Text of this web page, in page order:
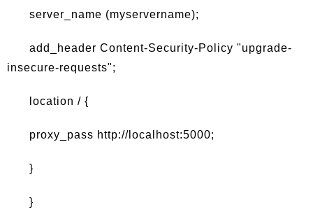
server_name (myservername);
add_header Content-Security-Policy "upgrade-
insecure-requests";
location / {
proxy_pass http://localhost:5000;
}
}